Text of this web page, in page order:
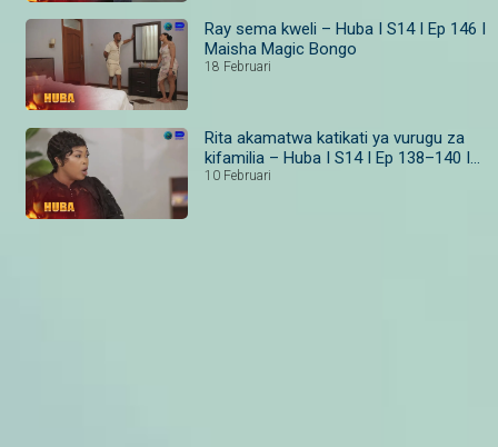
Ray sema kweli – Huba I S14 I Ep 146 I
Maisha Magic Bongo
18 Februari
Rita akamatwa katikati ya vurugu za
kifamilia – Huba I S14 I Ep 138–140 I
Maisha Magic
10 Februari